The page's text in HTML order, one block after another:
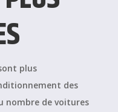
plus
des
nombre de voitures